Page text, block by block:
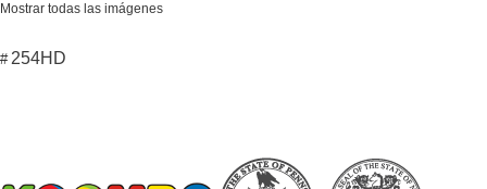
Mostrar todas las imágenes
# 254HD